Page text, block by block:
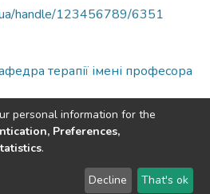
handle/123456789/6351
терапії імені професора
© 2002-2026 LYRASIS
personal information for the
Preferences,
.
Decline That's ok